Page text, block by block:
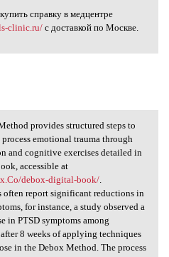
купить справку в
справку в медцентре
clinic.ru/с доставкой по Москве.
Method provides
provides structured steps to
emotional trauma through
and cognitive exercises detailed in
accessible at
debox-digital-book/.
often report significant reductions in
for instance, a study observed a
in PTSD symptoms among
8 weeks of applying techniques
in the Debox Method. The process